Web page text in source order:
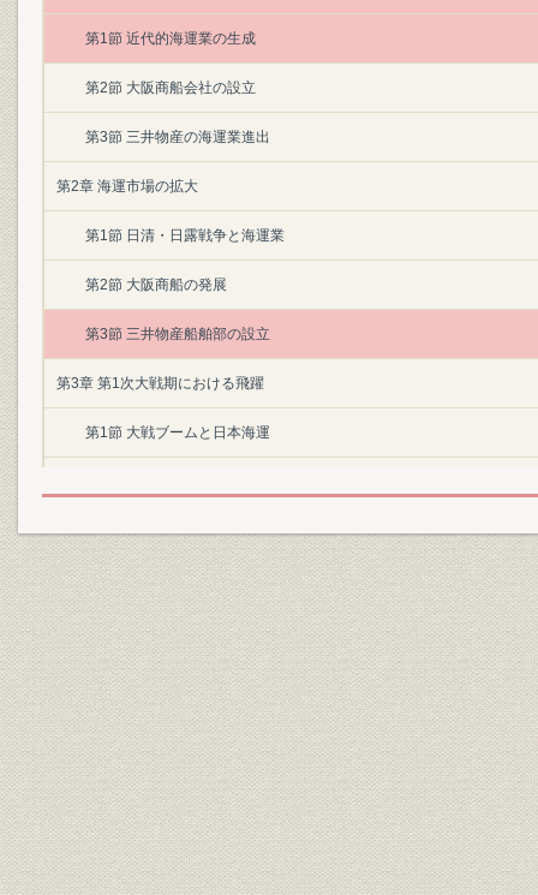
第1節 近代的海運業の生成
第2節 大阪商船会社の設立
第3節 三井物産の海運業進出
第2章 海運市場の拡大
第1節 日清・日露戦争と海運業
第2節 大阪商船の発展
第3節 三井物産船舶部の設立
第3章 第1次大戦期における飛躍
第1節 大戦ブームと日本海運
第3節 三井物産船舶部の拡充
第4章 慢性不況下の海運
第1節 海運不況
第2節 大阪商船の積極策
第3節 三井物産船舶部のコモンキャリヤー化
第5章 日本海運業の躍進
第1節 日中戦争と海運
第2節 大阪商船の躍進